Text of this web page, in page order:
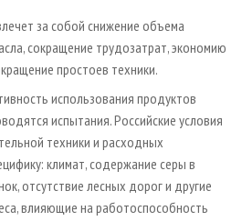
за собой снижение объема
сокращение трудозатрат, экономию
простоев техники.
использования продуктов
испытания. Российские условия
техники и расходных
климат, содержание серы в
отсутствие лесных дорог и другие
влияющие на работоспособность